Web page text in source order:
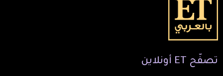
تصفّح ET أونلاين